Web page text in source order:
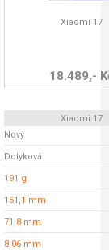
Xiaomi 17
18.489,-
Xiaomi 17
Nový
Dotyková
191 g
151,1 mm
71,8 mm
8,06 mm